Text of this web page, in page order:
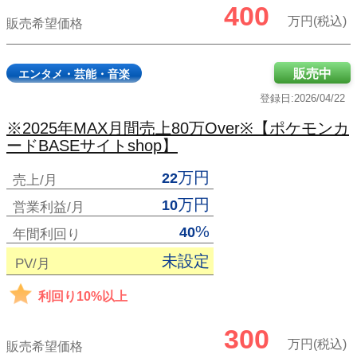
販売希望価格 400 万円(税込)
エンタメ・芸能・音楽
登録日:2026/04/22
販売中
※2025年MAX月間売上80万Over※【ポケモンカ
ードBASEサイトshop】
売上/月 22万円
営業利益/月 10万円
年間利回り 40%
PV/月 未設定
利回り10%以上
販売希望価格 300 万円(税込)